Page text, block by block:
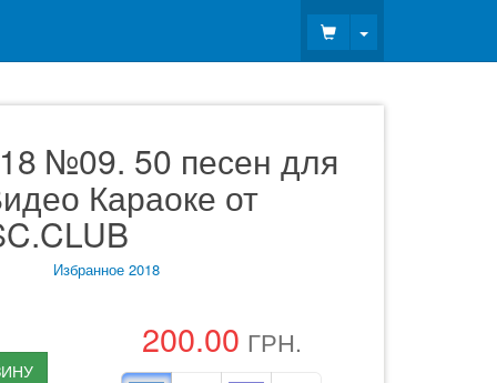
Toggle Dropdown
№09. 50 песен для
Караоке от
Избранное 2018
200.00 ГРН.